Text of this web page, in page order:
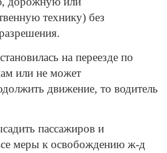
технику) без
на переезде по
или не может
движение, то водитель
пассажиров и
меры к освобождению ж-д